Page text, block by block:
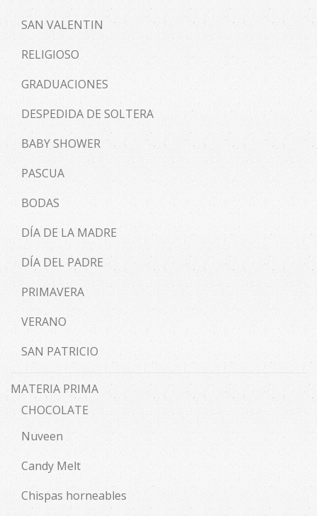
SAN VALENTIN
RELIGIOSO
GRADUACIONES
DESPEDIDA DE SOLTERA
BABY SHOWER
PASCUA
BODAS
DÍA DE LA MADRE
DÍA DEL PADRE
PRIMAVERA
VERANO
SAN PATRICIO
MATERIA PRIMA
CHOCOLATE
Nuveen
Candy Melt
Chispas horneables